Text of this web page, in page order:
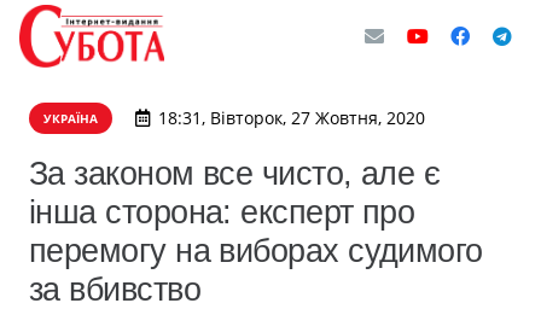
УКРАЇНА 18:31, Вівторок, 27 Жовтня, 2020
За законом все чисто, але є
інша сторона: експерт про
перемогу на виборах судимого
за вбивство